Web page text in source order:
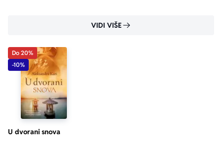
VIDI VIŠE
Do 20%
-10%
U dvorani snova